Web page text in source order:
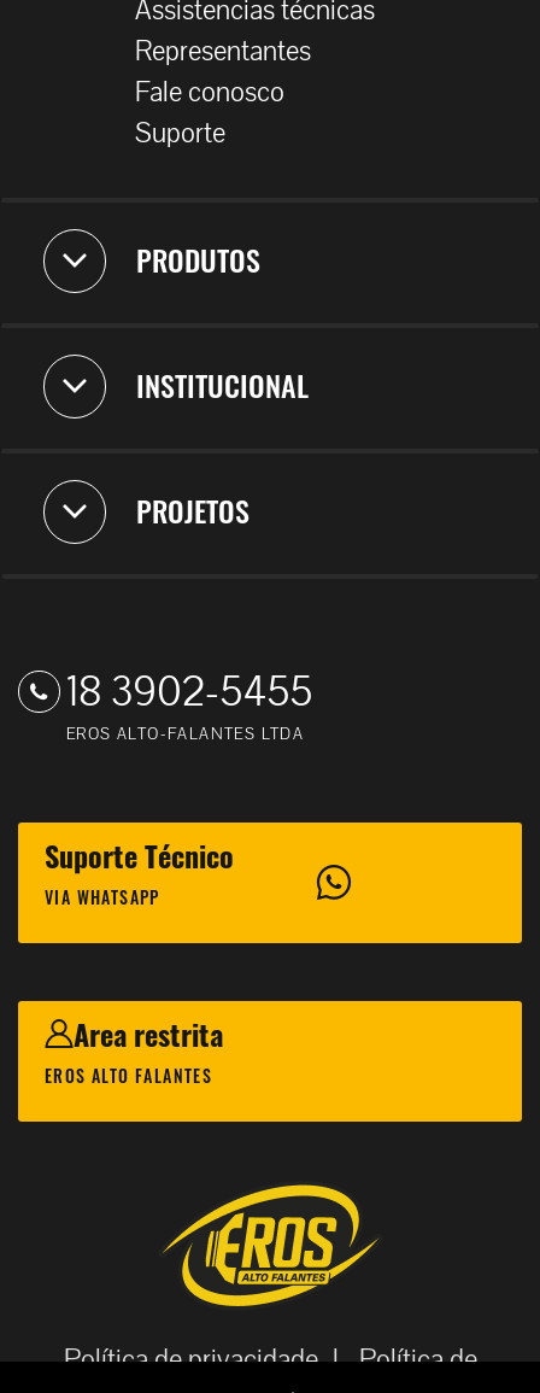
Assistencias técnicas
Representantes
Fale conosco
Suporte
PRODUTOS
INSTITUCIONAL
PROJETOS
18 3902-5455
EROS ALTO-FALANTES LTDA
Suporte Técnico
VIA WHATSAPP
Area restrita
EROS ALTO FALANTES
Política de privacidade |Política de